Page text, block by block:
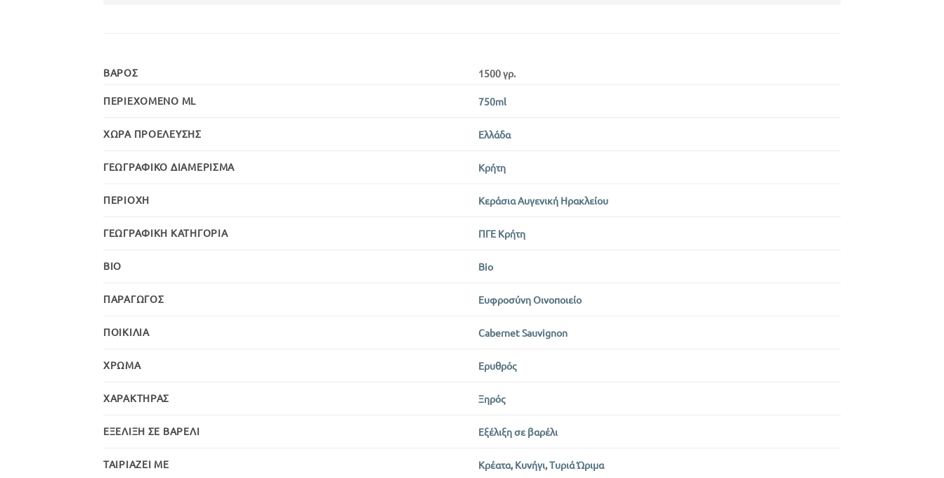
ΒΆΡΟΣ 1500 γρ.
ΠΕΡΙΕΧΌΜΕΝΟ ML 750ml
ΧΏΡΑ ΠΡΟΈΛΕΥΣΗΣ Ελλάδα
ΓΕΩΓΡΑΦΙΚΌ ΔΙΑΜΈΡΙΣΜΑ Κρήτη
ΠΕΡΙΟΧΉ Κεράσια Αυγενική Ηρακλείου
ΓΕΩΓΡΑΦΙΚΉ ΚΑΤΗΓΟΡΊΑ ΠΓΕ Κρήτη
BIO Bio
ΠΑΡΑΓΩΓΌΣ Ευφροσύνη Οινοποιείο
ΠΟΙΚΙΛΊΑ Cabernet Sauvignon
ΧΡΏΜΑ Ερυθρός
ΧΑΡΑΚΤΉΡΑΣ Ξηρός
ΕΞΈΛΙΞΗ ΣΕ ΒΑΡΈΛΙ Εξέλιξη σε βαρέλι
ΤΑΙΡΙΆΖΕΙ ΜΕ Κρέατα, Κυνήγι,Τυριά Ώριμα